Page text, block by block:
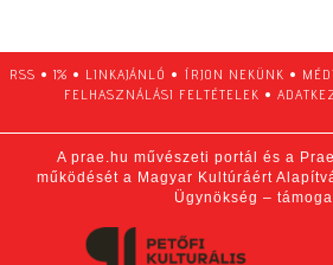
RSS • 1% • LINKAJÁNLÓ • ÍRJON NEKÜNK •
FELHASZNÁLÁSI FELTÉTELEK •
A prae.hu művészeti portál és a
működését a Magyar Kultúráért
Ügynökség –